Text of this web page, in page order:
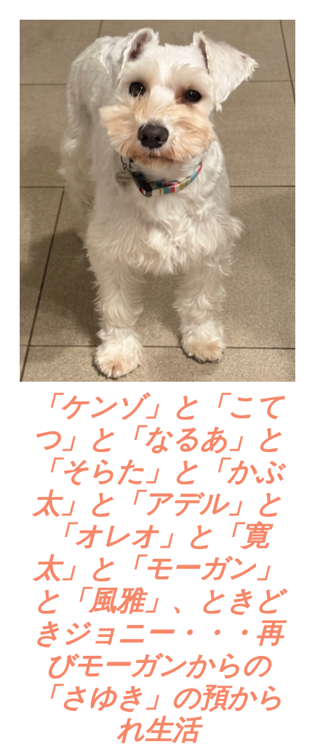
ン
プ
「ケンゾ」と「こて
つ」と「なるあ」と
「そらた」と「かぶ
太」と「アデル」と
「オレオ」と「寛
太」と「モーガン」
と「風雅」、ときど
きジョニー・・・再
びモーガンからの
「さゆき」の預から
れ生活